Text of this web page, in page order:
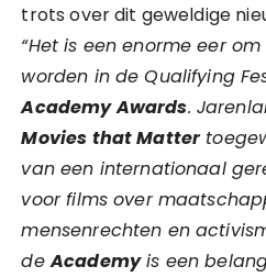
trots over dit geweldige
“Het is een enorme eer
worden in de Qualifying
Academy Awards.
Movies that Matter
van een internationaal
voor films over
mensenrechten en
deAcademyis een